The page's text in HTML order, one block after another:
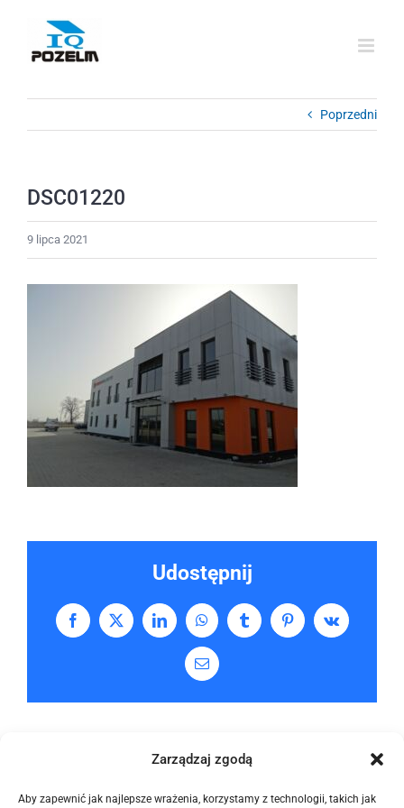
Zarządzaj zgodą
Aby zapewnić jak najlepsze wrażenia, korzystamy z technologii, takich jak
zawartości
Poprzedni
DSC01220
9 lipca 2021
Udostępnij
Facebook
X LinkedInWhatsAppTumblr PinterestVk
Email